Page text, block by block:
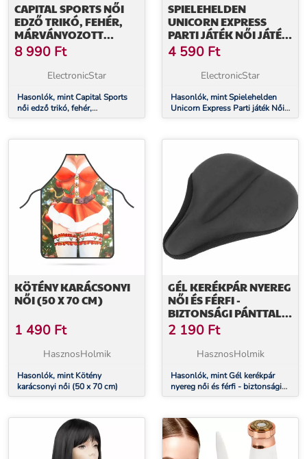
CAPITAL SPORTS NŐI
EDZŐ TRIKÓ, FEHÉR,
MÁRVÁNYOZOTT
HATÁSÚ, L MÉRET
8 990 Ft
ElectronicStar
Hasonlók, mint Capital Sports
női edző trikó, fehér,
márványozott hatású, L méret
SPIELEHELDEN
UNICORN EXPRESS
PARTI JÁTÉK NŐI JÁTÉK
55 KÁRTYA
4 590 Ft
ElectronicStar
Hasonlók, mint Spielehelden
Unicorn Express Parti játék Női
játék 55 kártya
KÖTÉNY KARÁCSONYI
NŐI (50 X 70 CM)
1 490 Ft
HasznosHolmik
Hasonlók, mint Kötény
karácsonyi női (50 x 70 cm)
GÉL KERÉKPÁR NYEREG
NŐI ÉS FÉRFI -
BIZTONSÁGI PÁNTTAL,
EXTRA PÁRNÁZOTT
(FEKETE)
2 190 Ft
HasznosHolmik
Hasonlók, mint Gél kerékpár
nyereg női és férfi - biztonsági
pánttal, extra párnázott (fekete)